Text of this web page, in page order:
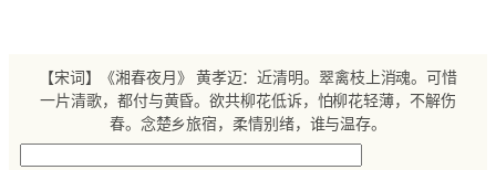
【宋词】《湘春夜月》 黄孝迈：近清明。翠禽枝上消魂。可惜
一片清歌，都付与黄昏。欲共柳花低诉，怕柳花轻薄，不解伤
春。念楚乡旅宿，柔情别绪，谁与温存。